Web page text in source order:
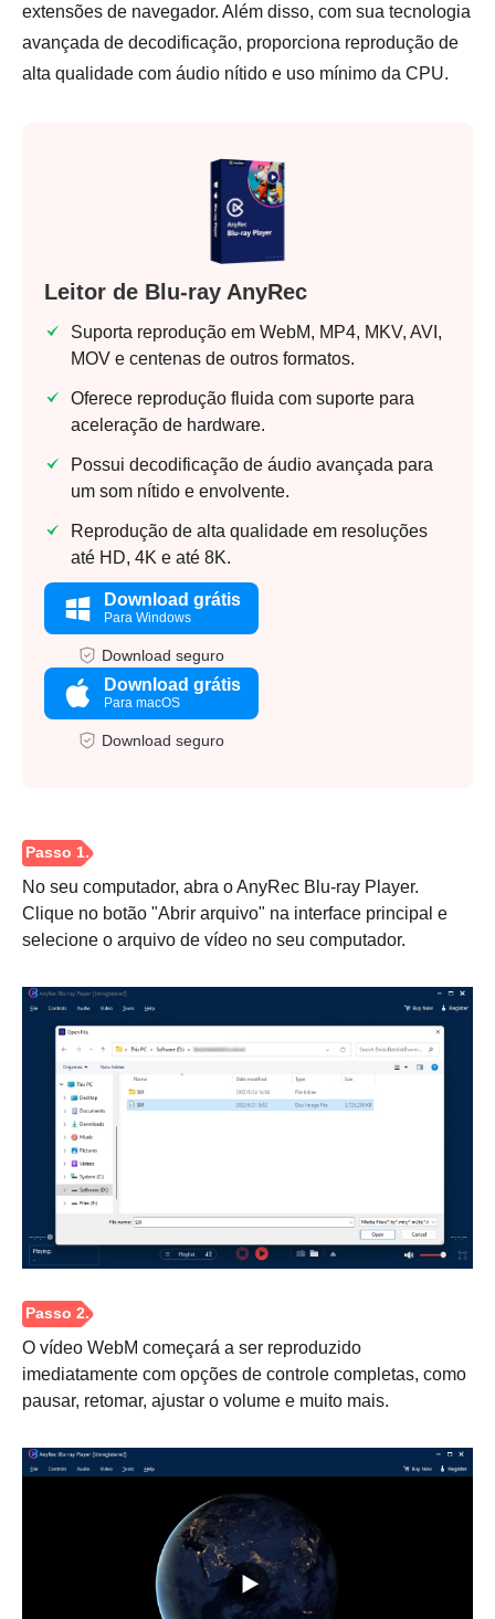
extensões de navegador. Além disso, com sua tecnologia
avançada de decodificação, proporciona reprodução de
alta qualidade com áudio nítido e uso mínimo da CPU.
Leitor de Blu-ray AnyRec
Suporta reprodução em WebM, MP4, MKV, AVI,
MOV e centenas de outros formatos.
Oferece reprodução fluida com suporte para
aceleração de hardware.
Possui decodificação de áudio avançada para
um som nítido e envolvente.
Reprodução de alta qualidade em resoluções
até HD, 4K e até 8K.
Download grátis
Para Windows
Download seguro
Download grátis
Para macOS
Download seguro
No seu computador, abra o AnyRec Blu-ray Player.
Clique no botão "Abrir arquivo" na interface principal e
selecione o arquivo de vídeo no seu computador.
O vídeo WebM começará a ser reproduzido
imediatamente com opções de controle completas, como
pausar, retomar, ajustar o volume e muito mais.